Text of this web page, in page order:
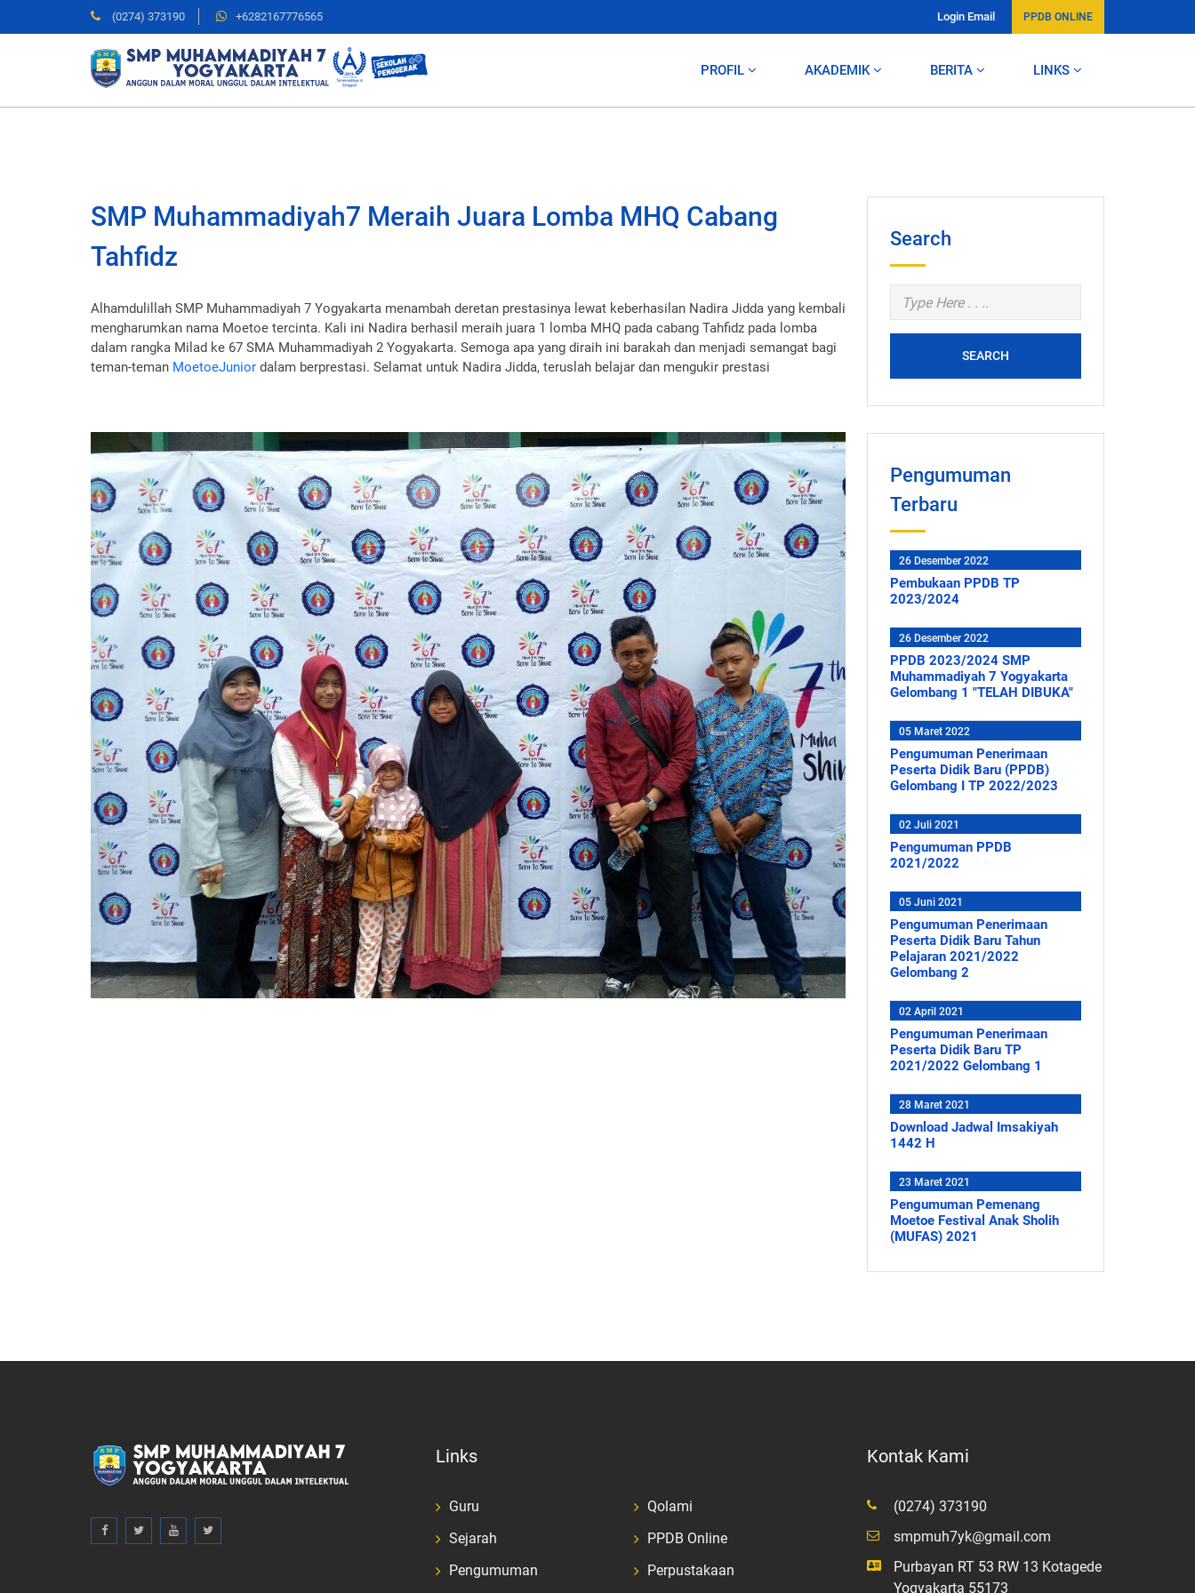
(0274) 373190 +6282167776565 Login Email PPDB ONLINE
PROFIL AKADEMIK BERITA LINKS
SMP Muhammadiyah7 Meraih Juara Lomba MHQ Cabang
Tahfidz
Alhamdulillah SMP Muhammadiyah 7 Yogyakarta menambah deretan prestasinya lewat keberhasilan Nadira Jidda yang kembali
mengharumkan nama Moetoe tercinta. Kali ini Nadira berhasil meraih juara 1 lomba MHQ pada cabang Tahfidz pada lomba
dalam rangka Milad ke 67 SMA Muhammadiyah 2 Yogyakarta. Semoga apa yang diraih ini barakah dan menjadi semangat bagi
teman-teman MoetoeJunior dalam berprestasi. Selamat untuk Nadira Jidda, teruslah belajar dan mengukir prestasi
Search
SEARCH
Pengumuman
Terbaru
26 Desember 2022
Pembukaan PPDB TP
2023/2024
26 Desember 2022
PPDB 2023/2024 SMP
Muhammadiyah 7 Yogyakarta
Gelombang 1 "TELAH DIBUKA"
05 Maret 2022
Pengumuman Penerimaan
Peserta Didik Baru (PPDB)
Gelombang I TP 2022/2023
02 Juli 2021
Pengumuman PPDB
2021/2022
05 Juni 2021
Pengumuman Penerimaan
Peserta Didik Baru Tahun
Pelajaran 2021/2022
Gelombang 2
02 April 2021
Pengumuman Penerimaan
Peserta Didik Baru TP
2021/2022 Gelombang 1
28 Maret 2021
Download Jadwal Imsakiyah
1442 H
23 Maret 2021
Pengumuman Pemenang
Moetoe Festival Anak Sholih
(MUFAS) 2021
Links
Guru
Sejarah
Pengumuman
Qolami
PPDB Online
Perpustakaan
Kontak Kami
(0274) 373190
smpmuh7yk@gmail.com
Purbayan RT 53 RW 13 Kotagede
Yogyakarta 55173